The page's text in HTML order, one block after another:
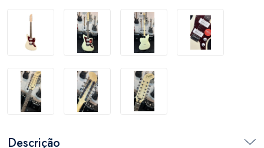
Descrição